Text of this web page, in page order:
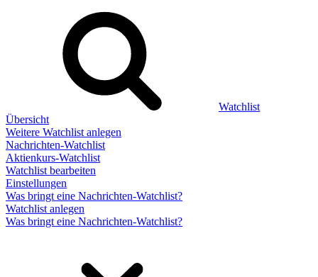
Watchlist
Übersicht
Weitere Watchlist anlegen
Nachrichten-Watchlist
Aktienkurs-Watchlist
Watchlist bearbeiten
Einstellungen
Was bringt eine Nachrichten-Watchlist?
Watchlist anlegen
Was bringt eine Nachrichten-Watchlist?